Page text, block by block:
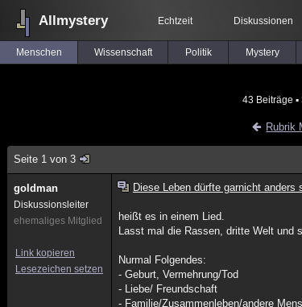
Allmystery Echtzeit Diskussionen
Menschen Wissenschaft Politik Mystery
43 Beiträge
Rubrik
Seite 1 von 3
goldman
Diskussionsleiter
ehemaliges Mitglied
Link kopieren
Lesezeichen setzen
Diese Leben dürfte garnicht anders
heißt es in einem Lied.
Lasst mal die Rassen, dritte Welt und
Nurmal Folgendes:
- Geburt, Vermehrung/Tod
- Liebe/ Freundschaft
- Familie/Zusammenleben/andere